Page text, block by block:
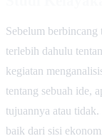
Sebelum
terlebih dahulu
kegiatan
tentang sebuah ide,
tujuannya atau
baik dari sisi